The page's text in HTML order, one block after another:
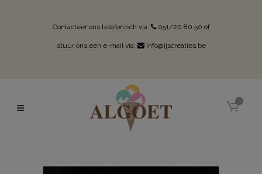
Contacteer ons telefonisch via: 051/20 80 50 of
stuur ons een e-mail via: info@ijscreaties.be
0